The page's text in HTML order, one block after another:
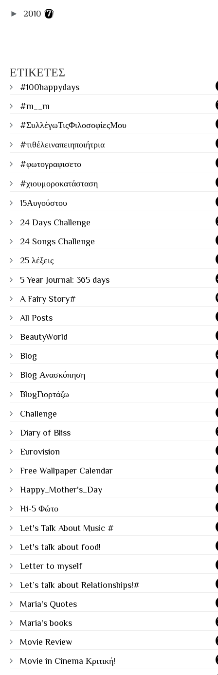
► 2010 (7)
ΕΤΙΚΕΤΕΣ
#100happydays
#m__m
#ΣυλλέγωΤιςΦιλοσοφίεςΜου
#τιθέλειναπειηποιήτρια
#φωτογραφισετο
#χιουμοροκατάσταση
15Αυγούστου
24 Days Challenge
24 Songs Challenge
25 λέξεις
5 Year Journal: 365 days
A Fairy Story#
All Posts
BeautyWorld
Blog
Blog Ανασκόπηση
BlogΓιορτάζω
Challenge
Diary of Bliss
Eurovision
Free Wallpaper Calendar
Happy_Mother's_Day
Hi-5 Φώτο
Let's Talk About Music #
Let's talk about food!
Letter to myself
Let’s talk about Relationships!#
Maria's Quotes
Maria's books
Movie Review
Movie in Cinema Κριτική!